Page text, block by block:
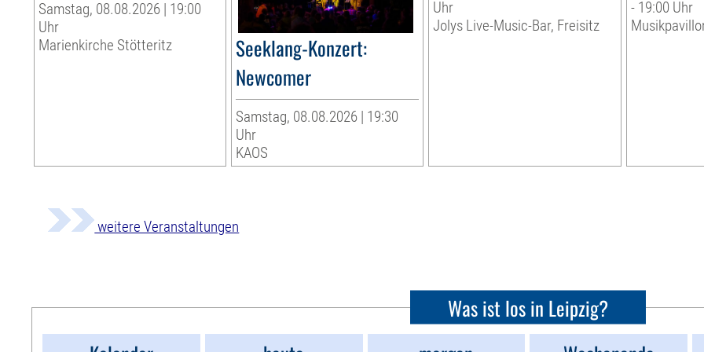
Samstag, 08.08.2026 | 19:00
Uhr
Marienkirche Stötteritz
Seeklang-Konzert:
Newcomer
Samstag, 08.08.2026 | 19:30
Uhr
KAOS
Uhr
Jolys Live-Music-Bar, Freisitz
- 19:00 Uhr
weitere Veranstaltungen
Was ist los in Leipzig?